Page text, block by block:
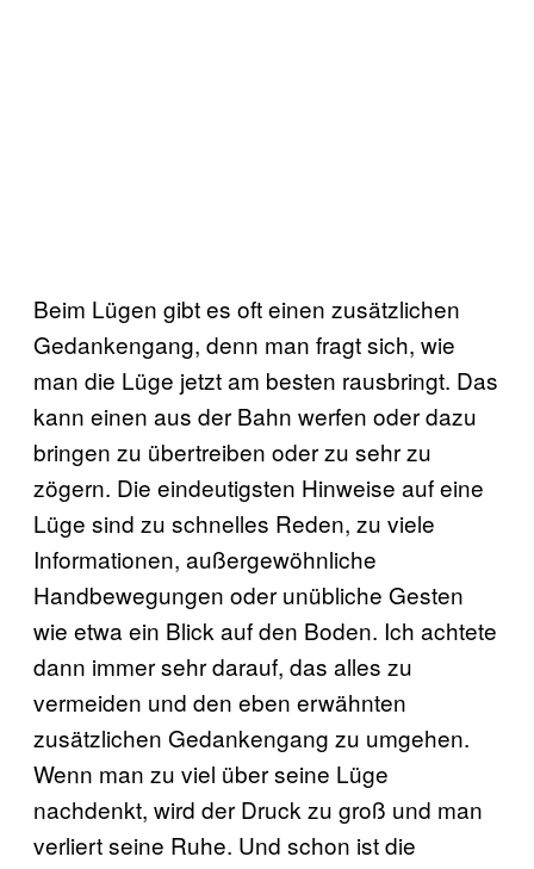
Beim Lügen gibt es oft einen zusätzlichen
Gedankengang, denn man fragt sich, wie
man die Lüge jetzt am besten rausbringt. Das
kann einen aus der Bahn werfen oder dazu
bringen zu übertreiben oder zu sehr zu
zögern. Die eindeutigsten Hinweise auf eine
Lüge sind zu schnelles Reden, zu viele
Informationen, außergewöhnliche
Handbewegungen oder unübliche Gesten
wie etwa ein Blick auf den Boden. Ich achtete
dann immer sehr darauf, das alles zu
vermeiden und den eben erwähnten
zusätzlichen Gedankengang zu umgehen.
Wenn man zu viel über seine Lüge
nachdenkt, wird der Druck zu groß und man
verliert seine Ruhe. Und schon ist die